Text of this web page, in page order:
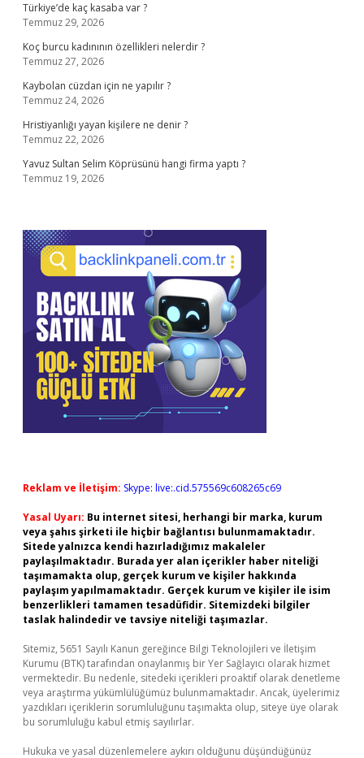
Türkiye’de kaç kasaba var ?
Temmuz 29, 2026
Koç burcu kadınının özellikleri nelerdir ?
Temmuz 27, 2026
Kaybolan cüzdan için ne yapılır ?
Temmuz 24, 2026
Hristiyanlığı yayan kişilere ne denir ?
Temmuz 22, 2026
Yavuz Sultan Selim Köprüsünü hangi firma yaptı ?
Temmuz 19, 2026
Reklam ve İletişim: Skype: live:.cid.575569c608265c69
Yasal Uyarı: Bu internet sitesi, herhangi bir marka, kurum
veya şahıs şirketi ile hiçbir bağlantısı bulunmamaktadır.
Sitede yalnızca kendi hazırladığımız makaleler
paylaşılmaktadır. Burada yer alan içerikler haber niteliği
taşımamakta olup, gerçek kurum ve kişiler hakkında
paylaşım yapılmamaktadır. Gerçek kurum ve kişiler ile isim
benzerlikleri tamamen tesadüfidir. Sitemizdeki bilgiler
taslak halindedir ve tavsiye niteliği taşımazlar.
Sitemiz, 5651 Sayılı Kanun gereğince Bilgi Teknolojileri ve İletişim
Kurumu (BTK) tarafından onaylanmış bir Yer Sağlayıcı olarak hizmet
vermektedir. Bu nedenle, sitedeki içerikleri proaktif olarak denetleme
veya araştırma yükümlülüğümüz bulunmamaktadır. Ancak, üyelerimiz
yazdıkları içeriklerin sorumluluğunu taşımakta olup, siteye üye olarak
bu sorumluluğu kabul etmiş sayılırlar.
Hukuka ve yasal düzenlemelere aykırı olduğunu düşündüğünüz